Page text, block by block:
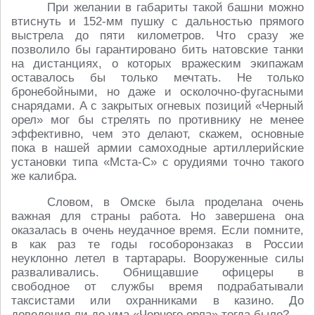
При желании в габариты такой башни можно
втиснуть и 152-мм пушку с дальностью прямого
выстрела до пяти километров. Что сразу же
позволило бы гарантировано бить натовские танки
на дистанциях, о которых вражеским экипажам
оставалось бы только мечтать. Не только
бронебойными, но даже и осколочно-фугасными
снарядами. А с закрытых огневых позиций «Черный
орел» мог бы стрелять по противнику не менее
эффективно, чем это делают, скажем, основные
пока в нашей армии самоходные артиллерийские
установки типа «Мста-С» с орудиями точно такого
же калибра.
Словом, в Омске была проделана очень
важная для страны работа. Но завершена она
оказалась в очень неудачное время. Если помните,
в как раз те годы гособоронзаказ в России
неуклонно летел в тартарары. Вооруженные силы
разваливались. Обнищавшие офицеры в
свободное от службы время подрабатывали
таксистами или охранниками в казино. До